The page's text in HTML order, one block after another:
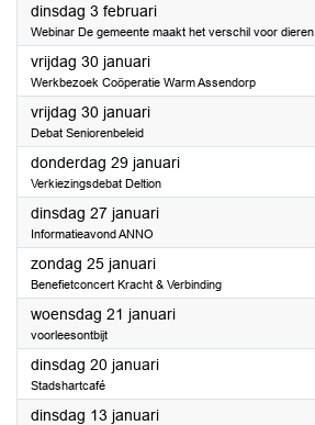
dinsdag 3 februari2026
Webinar De gemeente maakt het verschil voor dieren
vrijdag 30 januari2026
Werkbezoek Coöperatie Warm Assendorp
vrijdag 30 januari2026
Debat Seniorenbeleid
donderdag 29 januari2026
Verkiezingsdebat Deltion
dinsdag 27 januari2026
Informatieavond ANNO
zondag 25 januari2026
Benefietconcert Kracht & Verbinding
woensdag 21 januari2026
voorleesontbijt
dinsdag 20 januari2026
Stadshartcafé
dinsdag 13 januari2026